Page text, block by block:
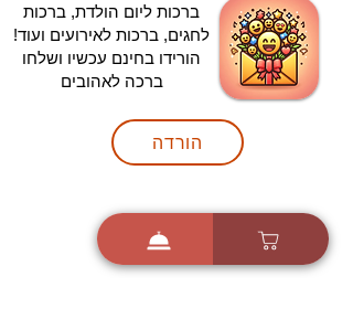
ברכות ליום הולדת, ברכות
לחגים, ברכות לאירועים ועוד!
הורידו בחינם עכשיו ושלחו
ברכה לאהובים
הורדה